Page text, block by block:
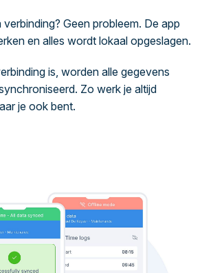
Geen probleem. De app
en alles wordt lokaal opgeslagen.
is, worden alle gegevens
Zo werk je altijd
je ook bent.